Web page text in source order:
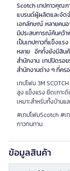
Scotch เทปกาวคุณภ
แบรนด์ผู้ผลิตและจั
เอกลักษณ์ หลายคนอ
มีประสบการณ์ค้นคว้
เป็นเทปกาวที่แข็งแร
หลาย อีกทั้งยังมีสินค้
สำนักงาน เทปปิดรอ
สำนักงานต่าง ๆ ที่คร
เทปโฟม 3M
สูง แข็งแรง ยึดเกาะ
เหมาะสำหรับทั้งบ้าน
#เทปโฟมScotch #
กาวทนทาน
ข้อมูลสินค้า